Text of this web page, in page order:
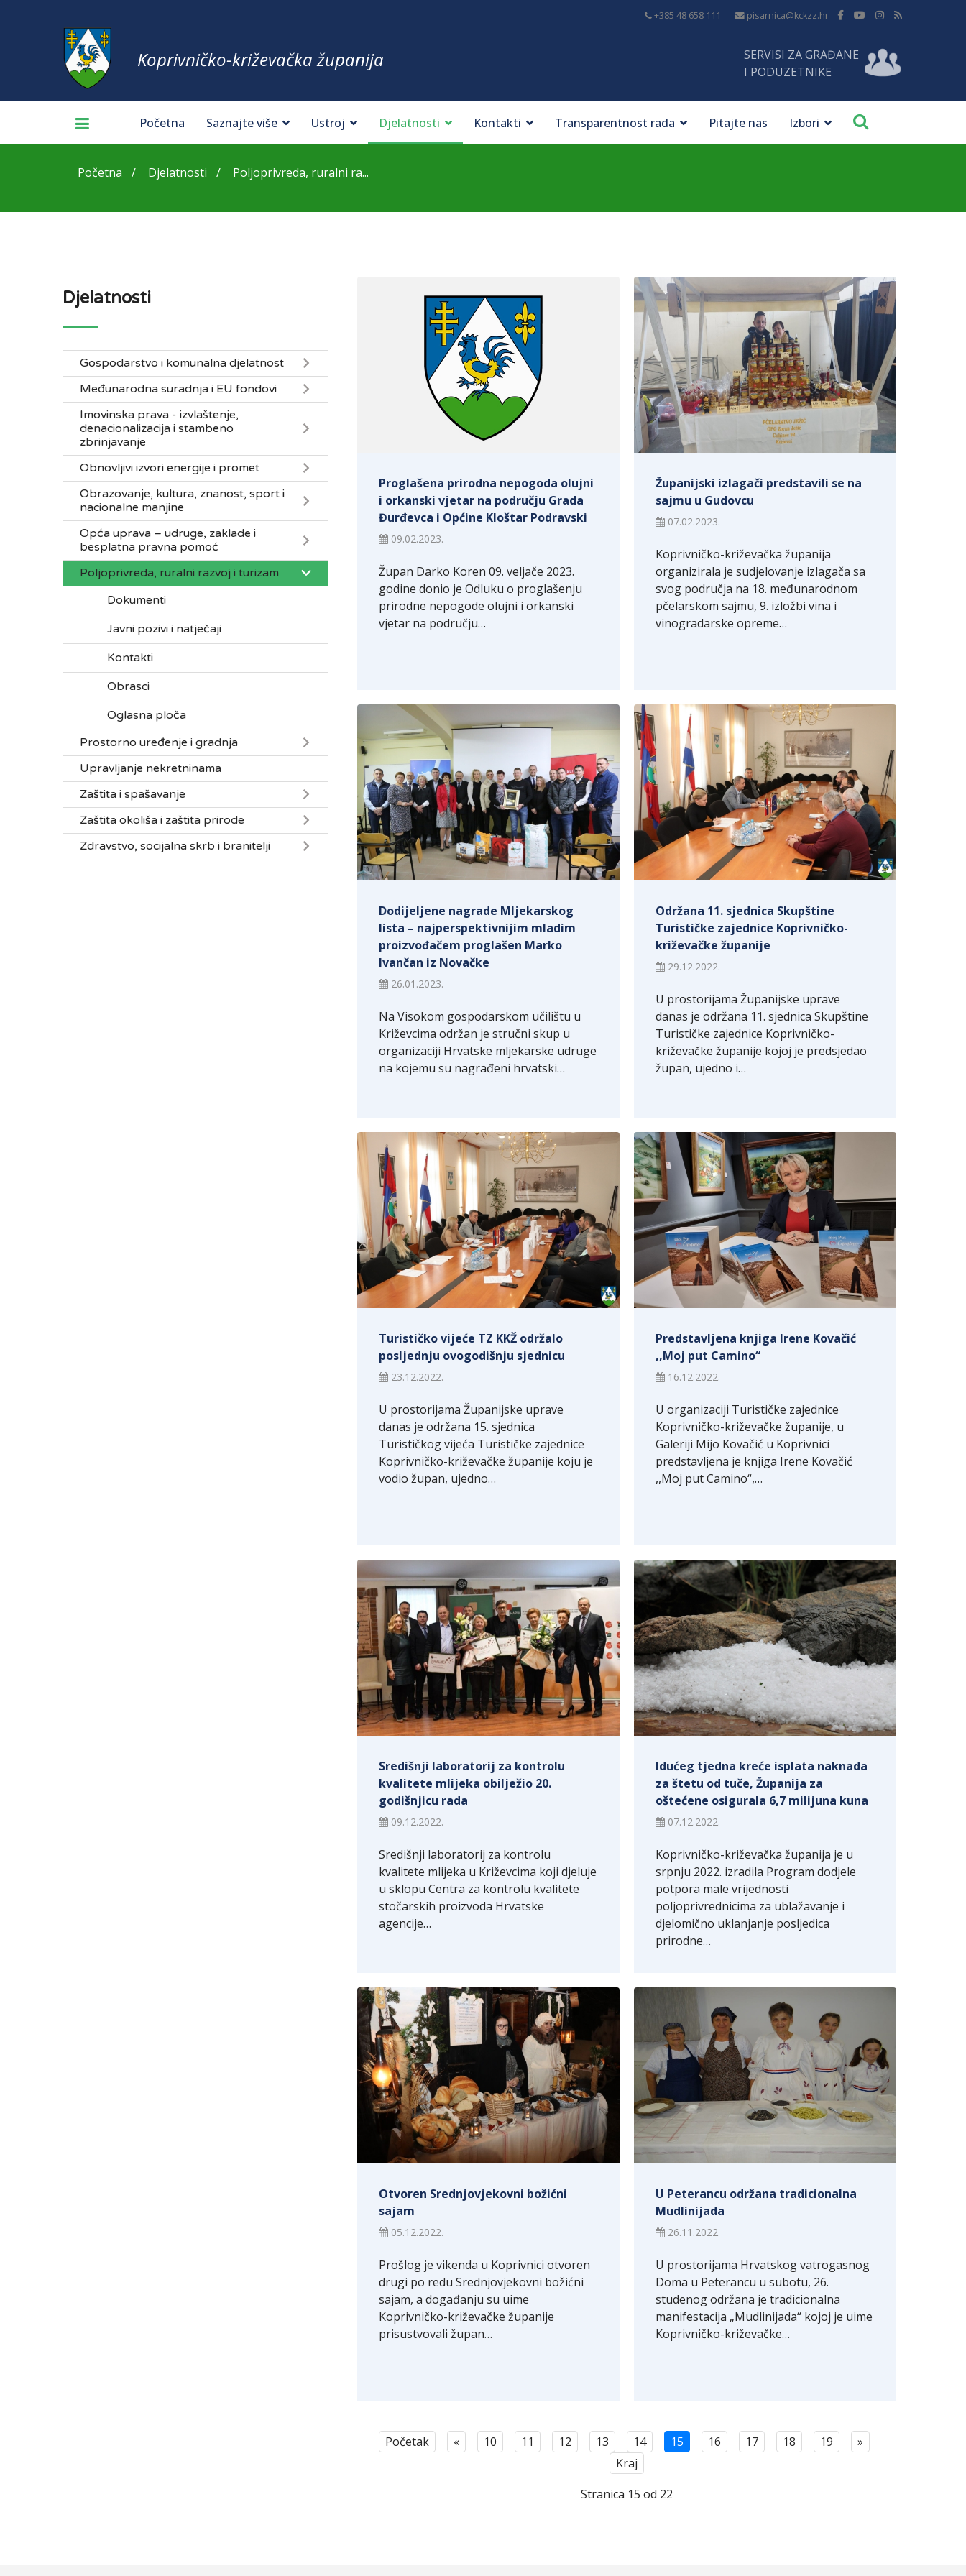
+385 48 658 111 pisarnica@kckzz.hr
Koprivničko-križevačka županija
SERVISI ZA GRAĐANE
I PODUZETNIKE
Početna Saznajte više Ustroj Djelatnosti Kontakti Transparentnost rada Pitajte nas Izbori
Početna Djelatnosti Poljoprivreda, ruralni ra...
Djelatnosti
Gospodarstvo i komunalna djelatnost
Međunarodna suradnja i EU fondovi
Imovinska prava - izvlaštenje,
denacionalizacija i stambeno
zbrinjavanje
Obnovljivi izvori energije i promet
Obrazovanje, kultura, znanost, sport i
nacionalne manjine
Opća uprava – udruge, zaklade i
besplatna pravna pomoć
Poljoprivreda, ruralni razvoj i turizam
Dokumenti
Javni pozivi i natječaji
Kontakti
Obrasci
Oglasna ploča
Prostorno uređenje i gradnja
Upravljanje nekretninama
Zaštita i spašavanje
Zaštita okoliša i zaštita prirode
Zdravstvo, socijalna skrb i branitelji
Proglašena prirodna nepogoda olujni
i orkanski vjetar na području Grada
Đurđevca i Općine Kloštar Podravski
09.02.2023.
Župan Darko Koren 09. veljače 2023.
godine donio je Odluku o proglašenju
prirodne nepogode olujni i orkanski
vjetar na području…
Županijski izlagači predstavili se na
sajmu u Gudovcu
07.02.2023.
Koprivničko-križevačka županija
organizirala je sudjelovanje izlagača sa
svog područja na 18. međunarodnom
pčelarskom sajmu, 9. izložbi vina i
vinogradarske opreme…
Dodijeljene nagrade Mljekarskog
lista – najperspektivnijim mladim
proizvođačem proglašen Marko
Ivančan iz Novačke
26.01.2023.
Na Visokom gospodarskom učilištu u
Križevcima održan je stručni skup u
organizaciji Hrvatske mljekarske udruge
na kojemu su nagrađeni hrvatski…
Održana 11. sjednica Skupštine
Turističke zajednice Koprivničko-
križevačke županije
29.12.2022.
U prostorijama Županijske uprave
danas je održana 11. sjednica Skupštine
Turističke zajednice Koprivničko-
križevačke županije kojoj je predsjedao
župan, ujedno i…
Turističko vijeće TZ KKŽ održalo
posljednju ovogodišnju sjednicu
23.12.2022.
U prostorijama Županijske uprave
danas je održana 15. sjednica
Turističkog vijeća Turističke zajednice
Koprivničko-križevačke županije koju je
vodio župan, ujedno…
Predstavljena knjiga Irene Kovačić
,,Moj put Camino“
16.12.2022.
U organizaciji Turističke zajednice
Koprivničko-križevačke županije, u
Galeriji Mijo Kovačić u Koprivnici
predstavljena je knjiga Irene Kovačić
,,Moj put Camino“,…
Središnji laboratorij za kontrolu
kvalitete mlijeka obilježio 20.
godišnjicu rada
09.12.2022.
Središnji laboratorij za kontrolu
kvalitete mlijeka u Križevcima koji djeluje
u sklopu Centra za kontrolu kvalitete
stočarskih proizvoda Hrvatske
agencije…
Idućeg tjedna kreće isplata naknada
za štetu od tuče, Županija za
oštećene osigurala 6,7 milijuna kuna
07.12.2022.
Koprivničko-križevačka županija je u
srpnju 2022. izradila Program dodjele
potpora male vrijednosti
poljoprivrednicima za ublažavanje i
djelomično uklanjanje posljedica
prirodne…
Otvoren Srednjovjekovni božićni
sajam
05.12.2022.
Prošlog je vikenda u Koprivnici otvoren
drugi po redu Srednjovjekovni božićni
sajam, a događanju su uime
Koprivničko-križevačke županije
prisustvovali župan…
U Peterancu održana tradicionalna
Mudlinijada
26.11.2022.
U prostorijama Hrvatskog vatrogasnog
Doma u Peterancu u subotu, 26.
studenog održana je tradicionalna
manifestacija „Mudlinijada“ kojoj je uime
Koprivničko-križevačke…
Početak « 10 11 12 13 14 15 16 17 18 19
»
Kraj
Stranica 15 od 22